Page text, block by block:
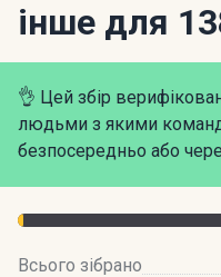
інше для
👌 Цей збір
людьми з якими
безпосередньо або
Всього зібрано